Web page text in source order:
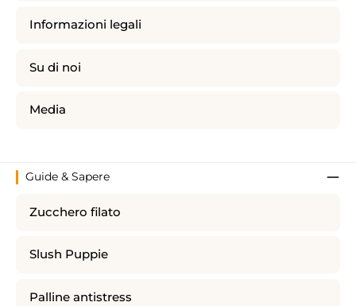
Informazioni legali
Su di noi
Media
Guide & Sapere
Zucchero filato
Slush Puppie
Palline antistress